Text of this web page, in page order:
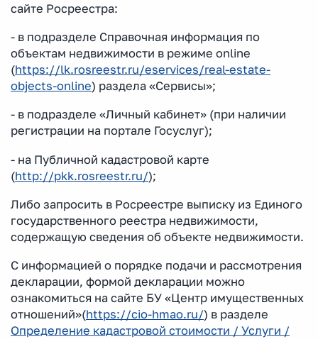
сайте Росреестра:
- в подразделе Справочная информация по
объектам недвижимости в режиме online
(https://lk.rosreestr.ru/eservices/real-estate-
objects-online) раздела «Сервисы»;
- в подразделе «Личный кабинет» (при наличии
регистрации на портале Госуслуг);
- на Публичной кадастровой карте
(http://pkk.rosreestr.ru/);
Либо запросить в Росреестре выписку из Единого
государственного реестра недвижимости,
содержащую сведения об объекте недвижимости.
С информацией о порядке подачи и рассмотрения
декларации, формой декларации можно
ознакомиться на сайте БУ «Центр имущественных
отношений»(https://cio-hmao.ru/) в разделе
Определение кадастровой стоимости / Услуги /